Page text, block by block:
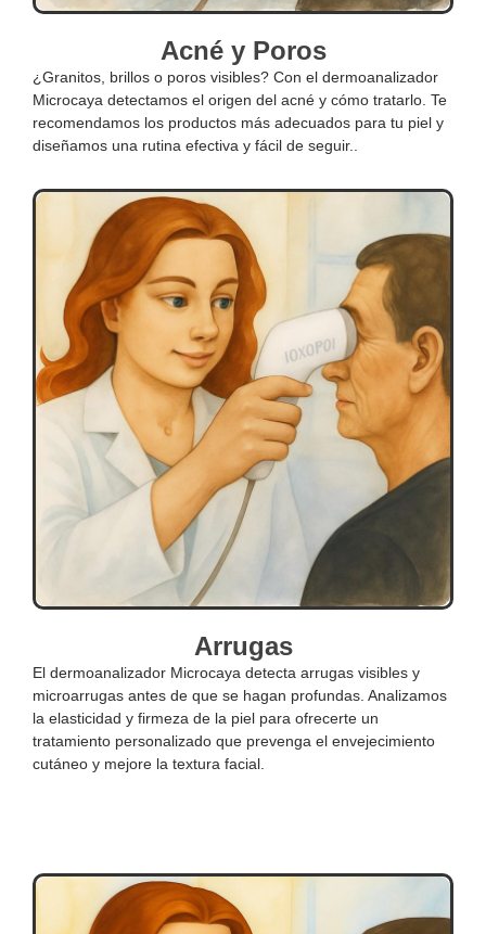
Acné y Poros
¿Granitos, brillos o poros visibles? Con el dermoanalizador
Microcaya detectamos el origen del acné y cómo tratarlo. Te
recomendamos los productos más adecuados para tu piel y
diseñamos una rutina efectiva y fácil de seguir..
Arrugas
El dermoanalizador Microcaya detecta arrugas visibles y
microarrugas antes de que se hagan profundas. Analizamos
la elasticidad y firmeza de la piel para ofrecerte un
tratamiento personalizado que prevenga el envejecimiento
cutáneo y mejore la textura facial.